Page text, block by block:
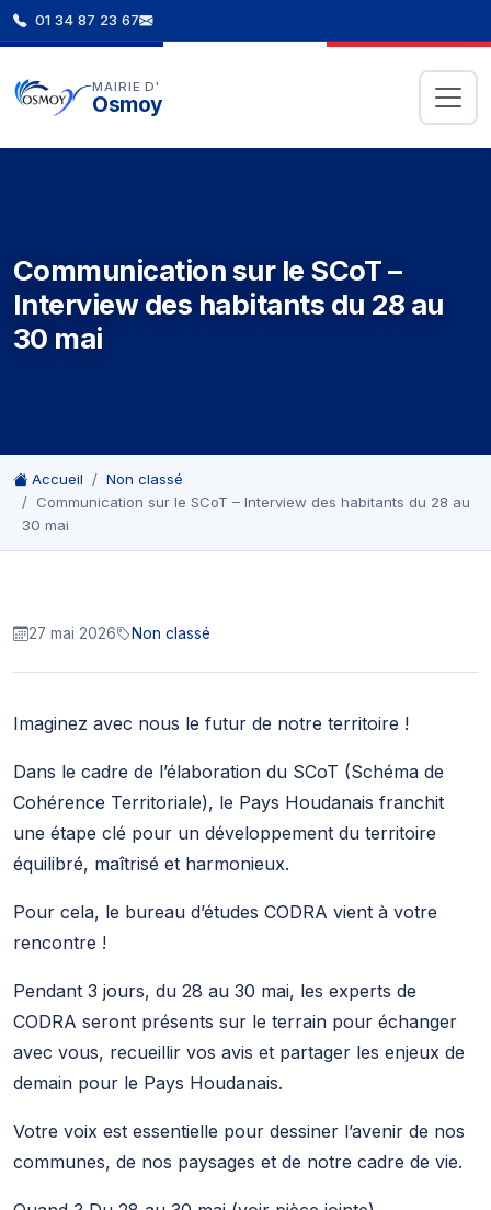
01 34 87 23 67
MAIRIE D'
Osmoy
Communication sur le SCoT –
Interview des habitants du 28 au
30 mai
Accueil
Non classé
Communication sur le SCoT – Interview des habitants du 28 au
30 mai
27 mai 2026 Non classé
Imaginez avec nous le futur de notre territoire !
Dans le cadre de l’élaboration du SCoT (Schéma de
Cohérence Territoriale), le Pays Houdanais franchit
une étape clé pour un développement du territoire
équilibré, maîtrisé et harmonieux.
Pour cela, le bureau d’études CODRA vient à votre
rencontre !
Pendant 3 jours, du 28 au 30 mai, les experts de
CODRA seront présents sur le terrain pour échanger
avec vous, recueillir vos avis et partager les enjeux de
demain pour le Pays Houdanais.
Votre voix est essentielle pour dessiner l’avenir de nos
communes, de nos paysages et de notre cadre de vie.